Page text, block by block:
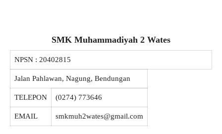
SMK Muhammadiyah 2 Wates
NPSN : 20402815
Jalan Pahlawan, Nagung, Bendungan
TELEPON (0274) 773646
EMAIL smkmuh2wates@gmail.com